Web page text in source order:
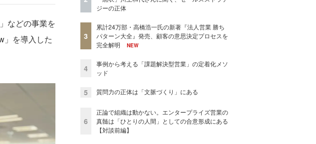
などの事業を
」を導入した
ジーの正体
3
累計24万部・高橋浩一氏の新著『法人営業 勝ち
パターン大全』発売、顧客の意思決定プロセスを
完全解明
NEW
4
事例から考える「課題解決型営業」の定着化メソ
ッド
5 質問力の正体は「文脈づくり」にある
6
正論で組織は動かない。エンタープライズ営業の
真髄は「ひとりの人間」としての合意形成にある
【対談前編】